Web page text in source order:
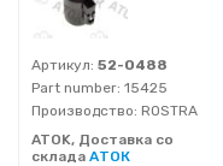
Артикул: 52-0488
Part number: 15425
Производство: ROSTRA
ATOK, Доставка со
склада АТОК